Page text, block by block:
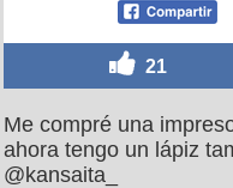
21
Me compré una
ahora tengo un lápiz
@kansaita_